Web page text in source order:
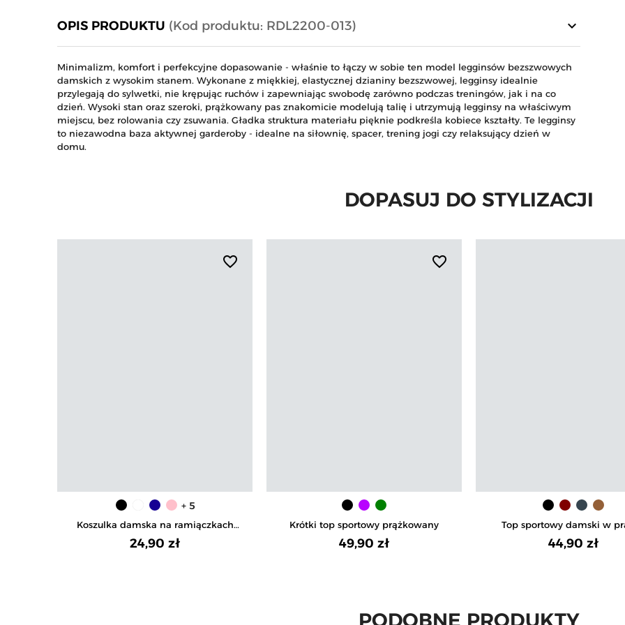
keyboard_arrow_down
OPIS PRODUKTU (Kod produktu: RDL2200-013)
Minimalizm, komfort i perfekcyjne dopasowanie - właśnie to łączy w sobie ten model legginsów bezszwowych
damskich z wysokim stanem. Wykonane z miękkiej, elastycznej dzianiny bezszwowej, legginsy idealnie
przylegają do sylwetki, nie krępując ruchów i zapewniając swobodę zarówno podczas treningów, jak i na co
dzień. Wysoki stan oraz szeroki, prążkowany pas znakomicie modelują talię i utrzymują legginsy na właściwym
miejscu, bez rolowania czy zsuwania. Gładka struktura materiału pięknie podkreśla kobiece kształty. Te legginsy
to niezawodna baza aktywnej garderoby - idealne na siłownię, spacer, trening jogi czy relaksujący dzień w
domu.
DOPASUJ DO STYLIZACJI
favorite_border
Koszulka damska na ramiączkach
Tank-Top bawełniana
24,90 zł
+ 5
favorite_border
Krótki top sportowy prążkowany
49,90 zł
Top sportowy damski w
44,90 zł